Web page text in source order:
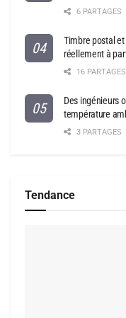
6 PARTAGES
Timbre postal
réellement à
16 PARTAGES
Des ingénieurs
température
3 PARTAGES
Tendance